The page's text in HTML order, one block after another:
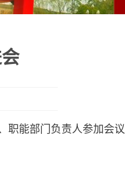
能部门负责人参加会议